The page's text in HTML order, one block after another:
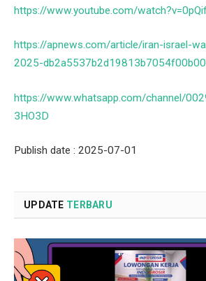
https://www.youtube.com/
https://apnews.com/article/iran-israel-
2025-
https://www.whatsapp.com/channel/
3HO3D
Publish date : 2025-07-01
UPDATE TERBARU